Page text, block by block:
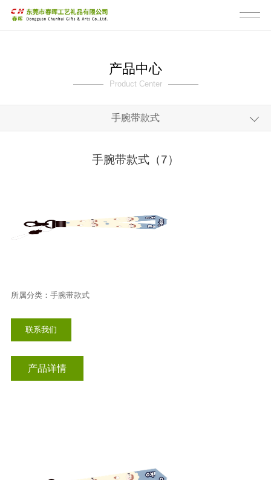
产品中心
Product Center
手腕带款式
毛毡布短带款
登山扣挂绳
手腕带款式（7）
所属分类：手腕带款式
联系我们
产品详情